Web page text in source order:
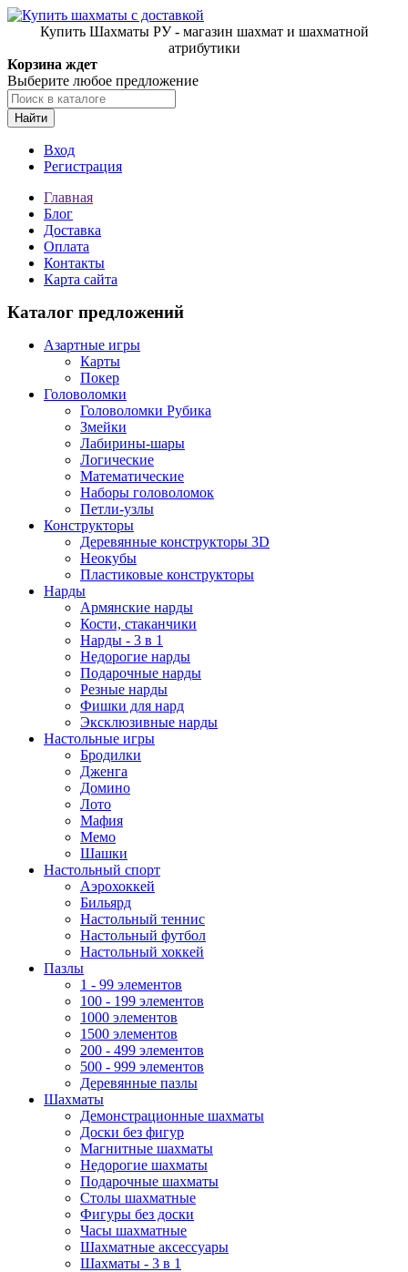
Купить Шахматы РУ - магазин шахмат и шахматной
атрибутики
Корзина ждет
Выберите любое предложение
Найти
Вход
Регистрация
Главная
Блог
Доставка
Оплата
Контакты
Карта сайта
Каталог предложений
Азартные игры
Карты
Покер
Головоломки
Головоломки Рубика
Змейки
Лабирины-шары
Логические
Математические
Наборы головоломок
Петли-узлы
Конструкторы
Деревянные конструкторы 3D
Неокубы
Пластиковые конструкторы
Нарды
Армянские нарды
Кости, стаканчики
Нарды - 3 в 1
Недорогие нарды
Подарочные нарды
Резные нарды
Фишки для нард
Эксклюзивные нарды
Настольные игры
Бродилки
Дженга
Домино
Лото
Мафия
Мемо
Шашки
Настольный спорт
Аэрохоккей
Бильярд
Настольный теннис
Настольный футбол
Настольный хоккей
Пазлы
1 - 99 элементов
100 - 199 элементов
1000 элементов
1500 элементов
200 - 499 элементов
500 - 999 элементов
Деревянные пазлы
Шахматы
Демонстрационные шахматы
Доски без фигур
Магнитные шахматы
Недорогие шахматы
Подарочные шахматы
Столы шахматные
Фигуры без доски
Часы шахматные
Шахматные аксессуары
Шахматы - 3 в 1